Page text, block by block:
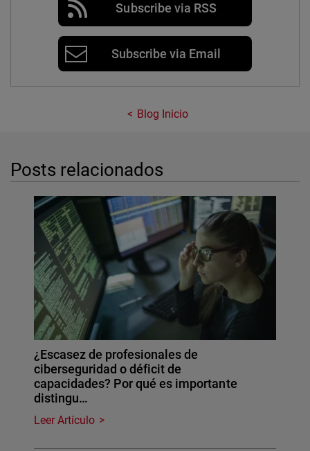
Subscribe via RSS
Subscribe via Email
Blog Inicio
Posts relacionados
¿Escasez de profesionales de
ciberseguridad o déficit de
capacidades? Por qué es importante
distingu…
Leer Artículo